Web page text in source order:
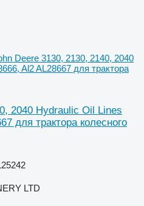
Deere 3130, 2130, 2140, 2040
Al2 AL28667 для трактора
2040 Hydraulic Oil Lines
для трактора колесного
LTD